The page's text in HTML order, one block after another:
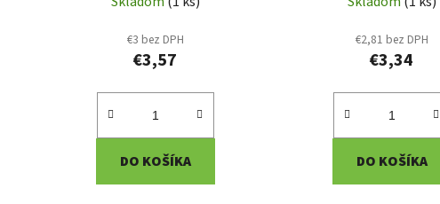
€3 bez DPH
€3,57
DO KOŠÍKA
€2,81 bez DPH
€3,34
DO KOŠÍKA